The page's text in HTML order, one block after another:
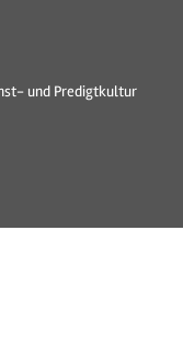
und Predigtkultur